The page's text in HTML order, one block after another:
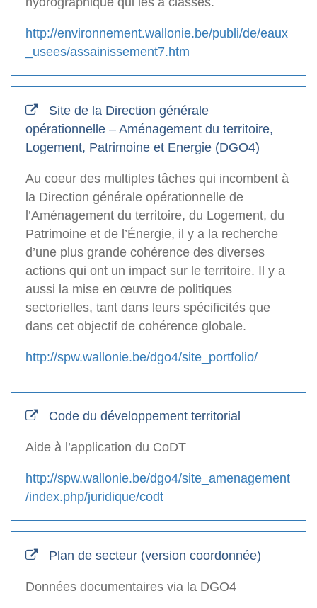
http://environnement.wallonie.be/publi/de/eaux
_usees/assainissement7.htm
Site de la Direction générale
opérationnelle – Aménagement du territoire,
Logement, Patrimoine et Energie (DGO4)
Au coeur des multiples tâches qui incombent à
la Direction générale opérationnelle de
l’Aménagement du territoire, du Logement, du
Patrimoine et de l’Énergie, il y a la recherche
d’une plus grande cohérence des diverses
actions qui ont un impact sur le territoire. Il y a
aussi la mise en œuvre de politiques
sectorielles, tant dans leurs spécificités que
dans cet objectif de cohérence globale.
http://spw.wallonie.be/dgo4/site_portfolio/
Code du développement territorial
Aide à l’application du CoDT
http://spw.wallonie.be/dgo4/site_amenagement
/index.php/juridique/codt
Plan de secteur (version coordonnée)
Données documentaires via la DGO4